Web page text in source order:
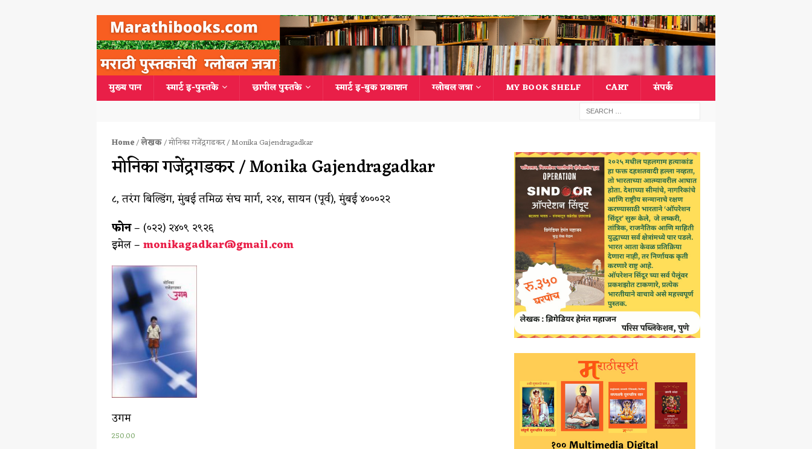
मुख्य पान स्मार्ट इ-पुस्तके छापील पुस्तके स्मार्ट इ-बुक प्रकाशन ग्लोबल जत्रा MY BOOK SHELF CART संपर्क
Home/लेखक/ मोनिका गजेंद्रगडकर / Monika Gajendragadkar
मोनिका गजेंद्रगडकर / Monika Gajendragadkar
८, तरंग बिल्डिंग, मुंबई तमिळ संघ मार्ग, २२४, सायन (पूर्व), मुंबई ४०००२२
फोन– (०२२) २४०९ २९२६
इमेल –monikagadkar@gmail.com
उगम
250.00